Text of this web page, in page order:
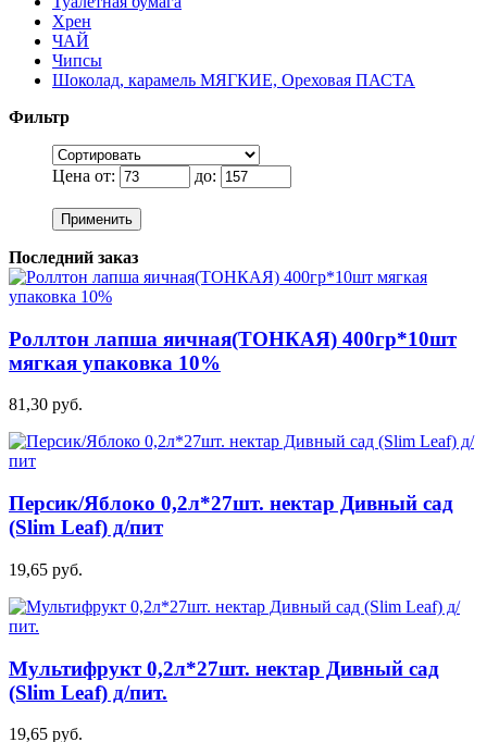
Хрен
ЧАЙ
Чипсы
Шоколад, карамель МЯГКИЕ, Ореховая ПАСТА
Фильтр
Цена от: до:
Применить
Последний заказ
Роллтон лапша яичная(ТОНКАЯ) 400гр*10шт
мягкая упаковка 10%
81,30 руб.
Персик/Яблоко 0,2л*27шт. нектар Дивный сад
(Slim Leaf) д/пит
19,65 руб.
Мультифрукт 0,2л*27шт. нектар Дивный сад
(Slim Leaf) д/пит.
19,65 руб.